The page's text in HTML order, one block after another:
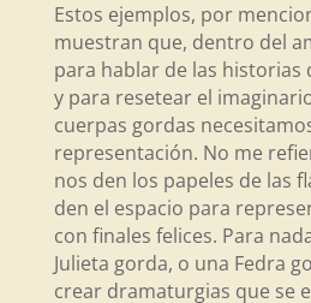
Estos ejemplos, por
muestran que, dentro del
para hablar de las historias
y para resetear el
cuerpas gordas
representación. No me
nos den los papeles de las
den el espacio para
con finales felices. Para
Julieta gorda, o una Fedra
crear dramaturgias que se